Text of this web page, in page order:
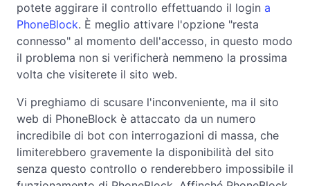
potete aggirare il controllo effettuando il login a
PhoneBlock. È meglio attivare l'opzione "resta
connesso" al momento dell'accesso, in questo modo
il problema non si verificherà nemmeno la prossima
volta che visiterete il sito web.
Vi preghiamo di scusare l'inconveniente, ma il sito
web di PhoneBlock è attaccato da un numero
incredibile di bot con interrogazioni di massa, che
limiterebbero gravemente la disponibilità del sito
senza questo controllo o renderebbero impossibile il